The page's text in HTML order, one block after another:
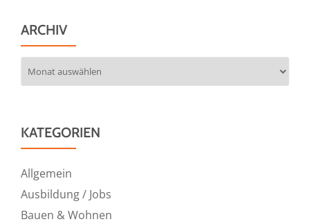
ARCHIV
KATEGORIEN
Allgemein
Ausbildung / Jobs
Bauen & Wohnen